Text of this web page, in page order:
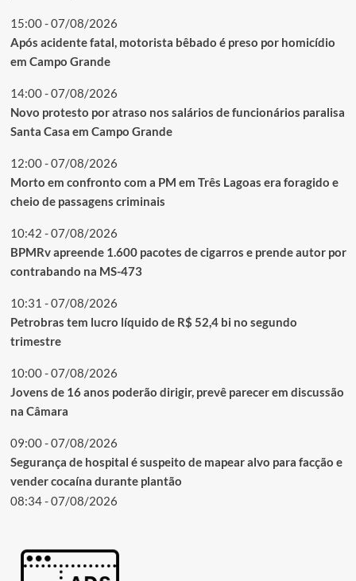
15:00 - 07/08/2026
Após acidente fatal, motorista bêbado é preso por homicídio
em Campo Grande
14:00 - 07/08/2026
Novo protesto por atraso nos salários de funcionários paralisa
Santa Casa em Campo Grande
12:00 - 07/08/2026
Morto em confronto com a PM em Três Lagoas era foragido e
cheio de passagens criminais
10:42 - 07/08/2026
BPMRv apreende 1.600 pacotes de cigarros e prende autor por
contrabando na MS-473
10:31 - 07/08/2026
Petrobras tem lucro líquido de R$ 52,4 bi no segundo
trimestre
10:00 - 07/08/2026
Jovens de 16 anos poderão dirigir, prevê parecer em discussão
na Câmara
09:00 - 07/08/2026
Segurança de hospital é suspeito de mapear alvo para facção e
vender cocaína durante plantão
08:34 - 07/08/2026